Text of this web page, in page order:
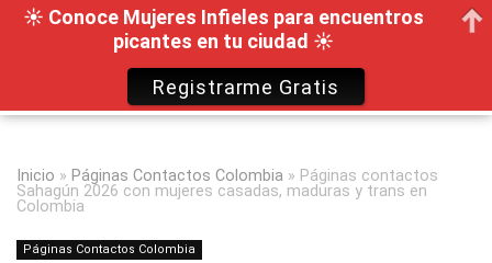
☀ Conoce Mujeres Infieles para encuentros
picantes en tu ciudad ☀
Registrarme Gratis